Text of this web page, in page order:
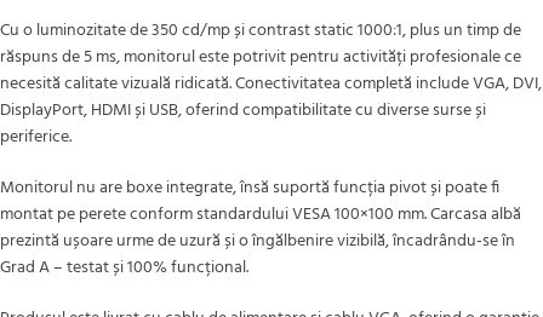
Cu o luminozitate de 350 cd/mp și contrast static 1000:1, plus un timp de
răspuns de 5 ms, monitorul este potrivit pentru activități profesionale ce
necesită calitate vizuală ridicată. Conectivitatea completă include VGA, DVI,
DisplayPort, HDMI și USB, oferind compatibilitate cu diverse surse și
periferice.
Monitorul nu are boxe integrate, însă suportă funcția pivot și poate fi
montat pe perete conform standardului VESA 100×100 mm. Carcasa albă
prezintă ușoare urme de uzură și o îngălbenire vizibilă, încadrându-se în
Grad A – testat și 100% funcțional.